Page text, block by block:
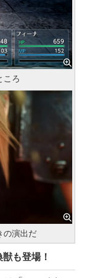
ころ
の演出だ
も登場！